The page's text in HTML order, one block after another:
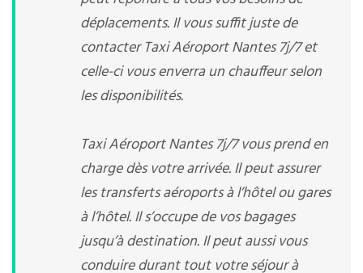
déplacements. Il vous suffit juste de
contacter Taxi Aéroport Nantes 7j/7 et
celle-ci vous enverra un chauffeur selon
les disponibilités.
Taxi Aéroport Nantes 7j/7 vous prend en
charge dès votre arrivée. Il peut assurer
les transferts aéroports à l’hôtel ou gares
à l’hôtel. Il s’occupe de vos bagages
jusqu’à destination. Il peut aussi vous
conduire durant tout votre séjour à